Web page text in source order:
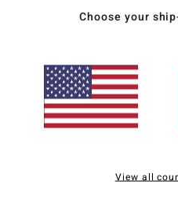
Verhältnis: 5/5 Größe: Perfekte
Verhältnis
Choose your
View all